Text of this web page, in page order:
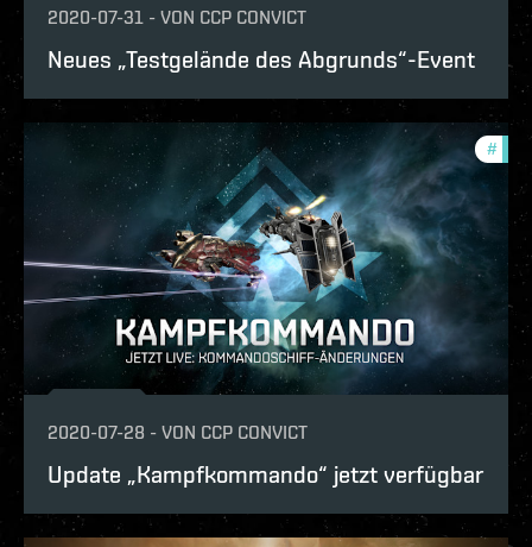
2020-07-31 - VON CCP CONVICT
Neues „Testgelände des Abgrunds“-Event
#
2020-07-28 - VON CCP CONVICT
Update „Kampfkommando“ jetzt verfügbar